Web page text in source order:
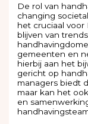
De rol van
changing
het cruciaal
blijven van
gemeenten en
hierbij aan het
gericht op
managers biedt
maar kan het
en